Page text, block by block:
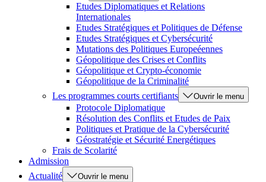
Etudes Diplomatiques et Relations
Internationales
Etudes Stratégiques et Politiques de Défense
Etudes Stratégiques et Cybersécurité
Mutations des Politiques Europeéennes
Géopolitique des Crises et Conflits
Géopolitique et Crypto-économie
Géopolitique de la Criminalité
Les programmes courts certifiants
Ouvrir le menu
Protocole Diplomatique
Résolution des Conflits et Etudes de Paix
Politiques et Pratique de la Cybersécurité
Géostratégie et Sécurité Energétiques
Frais de Scolarité
Admission
Actualité
Ouvrir le menu